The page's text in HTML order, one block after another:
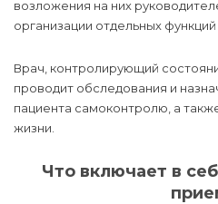
возложения на них
организации отдельных
Врач, контролирующий
проводит обследования и
пациента самоконтролю, а
жизни.
Что включает в